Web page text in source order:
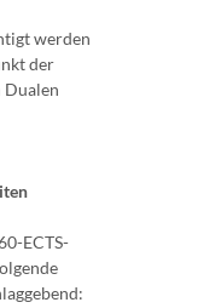
werden
der
Dualen
ECTS-